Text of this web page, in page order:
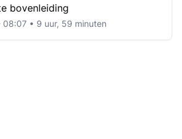
bovenleiding
08:07 • 9 uur, 59 minuten